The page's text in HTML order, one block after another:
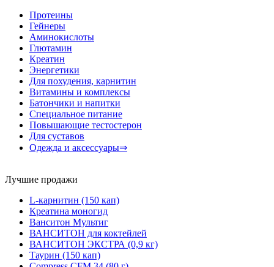
Протеины
Гейнеры
Аминокислоты
Глютамин
Креатин
Энергетики
Для похудения, карнитин
Витамины и комплексы
Батончики и напитки
Специальное питание
Повышающие тестостерон
Для суставов
Одежда и аксессуары⇒
Лучшие продажи
L-карнитин (150 кап)
Креатина моногид
Ванситон Мультиг
ВАНСИТОН для коктейлей
ВАНСИТОН ЭКСТРА (0,9 кг)
Таурин (150 кап)